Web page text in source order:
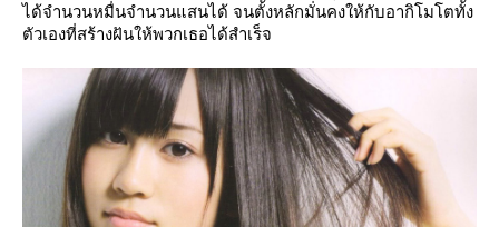
ได้จำนวนหมื่นจำนวนแสนได้ จนตั้งหลักมั่นคงให้กับอากิโมโตทั้ง
ตัวเองที่สร้างฝันให้พวกเธอได้สำเร็จ